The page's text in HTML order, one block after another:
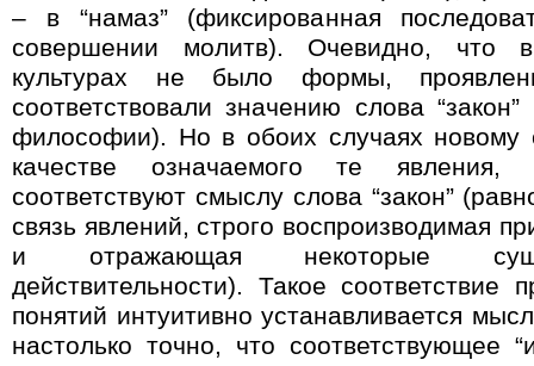
– в “намаз” (фиксированная
совершении молитв). Очевидно, что
культурах не было формы,
соответствовали значению слова
философии). Но в обоих случаях новому
качестве означаемого те
соответствуют смыслу слова “закон”
связь явлений, строго воспроизводимая
и отражающая некоторые
действительности). Такое соответствие
понятий интуитивно устанавливается
настолько точно, что соответствующее